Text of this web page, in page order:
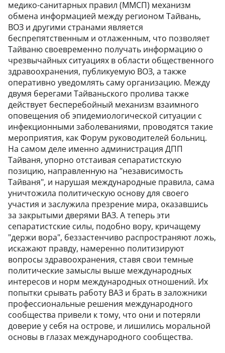
медико-санитарных правил (ММСП) механизм
обмена информацией между регионом Тайвань,
ВОЗ и другими странами является
беспрепятственным и отлаженным, что позволяет
Тайваню своевременно получать информацию о
чрезвычайных ситуациях в области общественного
здравоохранения, публикуемую ВОЗ, а также
оперативно уведомлять саму организацию. Между
двумя берегами Тайваньского пролива также
действует бесперебойный механизм взаимного
оповещения об эпидемиологической ситуации с
инфекционными заболеваниями, проводятся такие
мероприятия, как Форум руководителей больниц.
На самом деле именно администрация ДПП
Тайваня, упорно отстаивая сепаратистскую
позицию, направленную на "независимость
Тайваня", и нарушая международные правила, сама
уничтожила политическую основу для своего
участия и заслужила презрение мира, оказавшись
за закрытыми дверями ВАЗ. А теперь эти
сепаратистские силы, подобно вору, кричащему
"держи вора", беззастенчиво распространяют ложь,
искажают правду, намеренно политизируют
вопросы здравоохранения, ставя свои темные
политические замыслы выше международных
интересов и норм международных отношений. Их
попытки срывать работу ВАЗ и брать в заложники
профессиональные решения международного
сообщества привели к тому, что они и потеряли
доверие у себя на острове, и лишились моральной
основы в глазах международного сообщества.